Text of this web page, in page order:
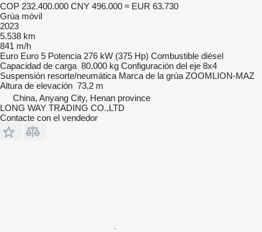
COP 232.400.000 CNY 496.000 ≈ EUR 63.730
Grúa móvil
2023
5.538 km
841 m/h
Euro Euro 5 Potencia 276 kW (375 Hp) Combustible diésel
Capacidad de carga 80.000 kg Configuración del eje 8x4
Suspensión resorte/neumática Marca de la grúa ZOOMLION-MAZ
Altura de elevación 73,2 m
China, Anyang City, Henan province
LONG WAY TRADING CO.,LTD
Contacte con el vendedor